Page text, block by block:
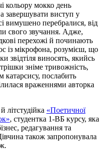
кольору мокко день
завершувати виступ у
вимушено перебралися, від
свого звучання. Адже,
перехожі й починають
із мікрофона, розумієш, що
звідтіля виносять, якийсь
зніме тривожність,
послабить
враженнями авторка
літстудійка «Поетичної
, студентка 1-ВБ курсу, яка
редагування та
також запропонувала